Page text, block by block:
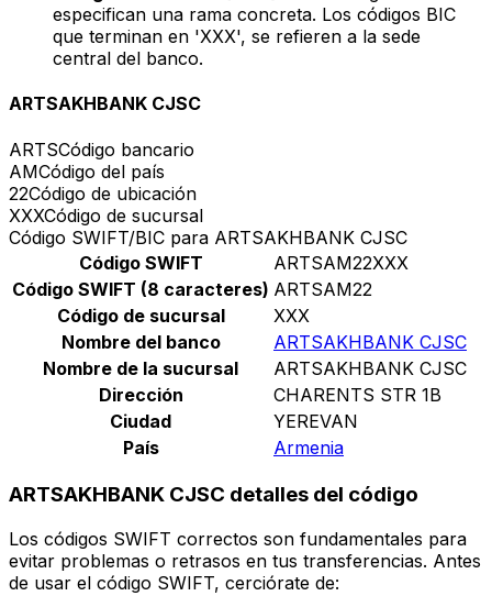
especifican una rama concreta. Los códigos BIC
que terminan en 'XXX', se refieren a la sede
central del banco.
ARTSAKHBANK CJSC
ARTSCódigo bancario
AMCódigo del país
22Código de ubicación
XXXCódigo de sucursal
Código SWIFT/BIC para ARTSAKHBANK CJSC
Código SWIFT
ARTSAM22XXX
Código SWIFT (8 caracteres) ARTSAM22
Código de sucursal
XXX
Nombre del banco
ARTSAKHBANK CJSC
Nombre de la sucursal
ARTSAKHBANK CJSC
Dirección
CHARENTS STR 1B
Ciudad
YEREVAN
País
Armenia
ARTSAKHBANK CJSC detalles del código
Los códigos SWIFT correctos son fundamentales para
evitar problemas o retrasos en tus transferencias. Antes
de usar el código SWIFT, cerciórate de: